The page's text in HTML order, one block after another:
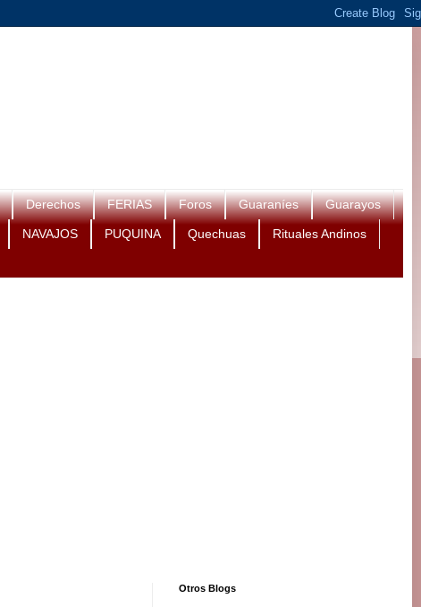
Derechos FERIAS Foros Guaraníes Guarayos
NAVAJOS PUQUINA Quechuas Rituales Andinos
Otros Blogs